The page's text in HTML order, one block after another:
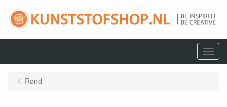
Menu
Rond